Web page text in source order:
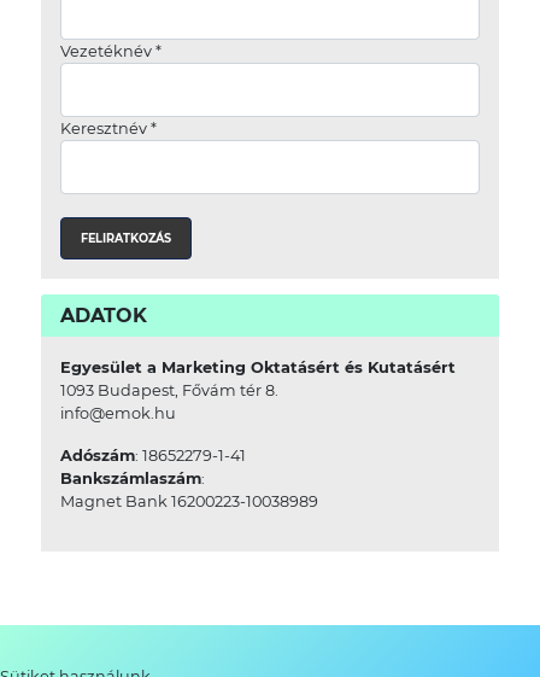
Vezetéknév *
Keresztnév *
ADATOK
Egyesület a Marketing Oktatásért és Kutatásért
1093 Budapest, Fővám tér 8.
info@emok.hu
Adószám: 18652279-1-41
Bankszámlaszám:
Magnet Bank 16200223-10038989